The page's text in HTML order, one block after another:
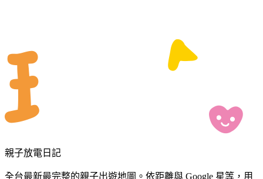
親子放電日記
全台最新最完整的親子出遊地圖。依距離與 Google 星等，用